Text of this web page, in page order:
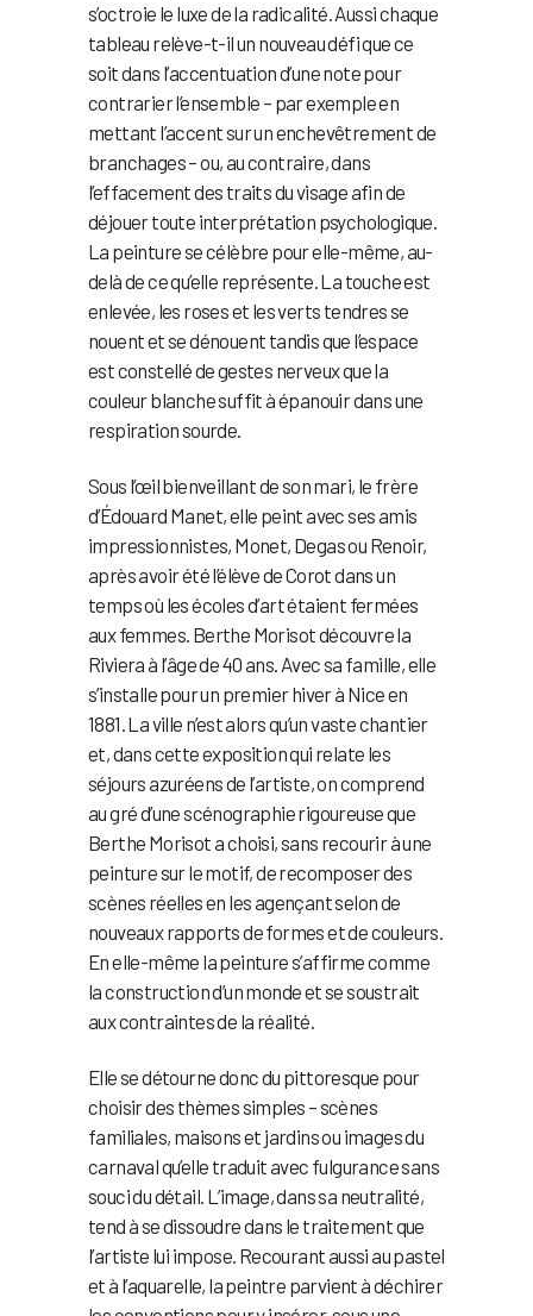
s’octroie le luxe de la radicalité. Aussi chaque
tableau relève-t-il un nouveau défi que ce
soit dans l’accentuation d’une note pour
contrarier l’ensemble – par exemple en
mettant l’accent sur un enchevêtrement de
branchages – ou, au contraire, dans
l’effacement des traits du visage afin de
déjouer toute interprétation psychologique.
La peinture se célèbre pour elle-même, au-
delà de ce qu’elle représente. La touche est
enlevée, les roses et les verts tendres se
nouent et se dénouent tandis que l’espace
est constellé de gestes nerveux que la
couleur blanche suffit à épanouir dans une
respiration sourde.
Sous l’œil bienveillant de son mari, le frère
d’Édouard Manet, elle peint avec ses amis
impressionnistes, Monet, Degas ou Renoir,
après avoir été l’élève de Corot dans un
temps où les écoles d’art étaient fermées
aux femmes. Berthe Morisot découvre la
Riviera à l’âge de 40 ans. Avec sa famille, elle
s’installe pour un premier hiver à Nice en
1881. La ville n’est alors qu’un vaste chantier
et, dans cette exposition qui relate les
séjours azuréens de l’artiste, on comprend
au gré d’une scénographie rigoureuse que
Berthe Morisot a choisi, sans recourir à une
peinture sur le motif, de recomposer des
scènes réelles en les agençant selon de
nouveaux rapports de formes et de couleurs.
En elle-même la peinture s’affirme comme
la construction d’un monde et se soustrait
aux contraintes de la réalité.
Elle se détourne donc du pittoresque pour
choisir des thèmes simples – scènes
familiales, maisons et jardins ou images du
carnaval qu’elle traduit avec fulgurance sans
souci du détail. L’image, dans sa neutralité,
tend à se dissoudre dans le traitement que
l’artiste lui impose. Recourant aussi au pastel
et à l’aquarelle, la peintre parvient à déchirer